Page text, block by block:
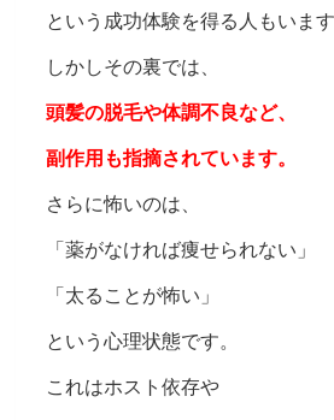
という成功体験を得る人もいます
しかしその裏では、
頭髪の脱毛や体調不良など、
副作用も指摘されています。
さらに怖いのは、
「薬がなければ痩せられない」
「太ることが怖い」
という心理状態です。
これはホスト依存や